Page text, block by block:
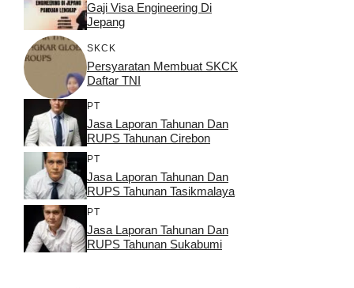
Gaji Visa Engineering Di
Jepang
SKCK
Persyaratan Membuat SKCK
Daftar TNI
PT
Jasa Laporan Tahunan Dan
RUPS Tahunan Cirebon
PT
Jasa Laporan Tahunan Dan
RUPS Tahunan Tasikmalaya
PT
Jasa Laporan Tahunan Dan
RUPS Tahunan Sukabumi